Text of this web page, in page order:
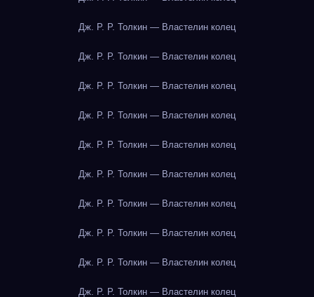
Дж. Р. Р. Толкин — Властелин колец
Дж. Р. Р. Толкин — Властелин колец
Дж. Р. Р. Толкин — Властелин колец
Дж. Р. Р. Толкин — Властелин колец
Дж. Р. Р. Толкин — Властелин колец
Дж. Р. Р. Толкин — Властелин колец
Дж. Р. Р. Толкин — Властелин колец
Дж. Р. Р. Толкин — Властелин колец
Дж. Р. Р. Толкин — Властелин колец
Дж. Р. Р. Толкин — Властелин колец